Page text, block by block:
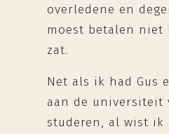
overledene en
moest betalen niet
zat.
Net als ik had Gus
aan de universiteit
studeren, al wist